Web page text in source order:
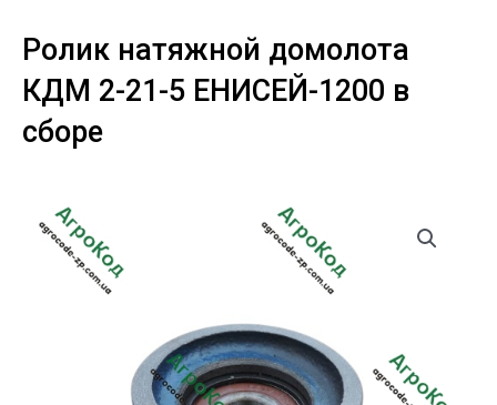
Ролик натяжной домолота
КДМ 2-21-5 ЕНИСЕЙ-1200 в
сборе